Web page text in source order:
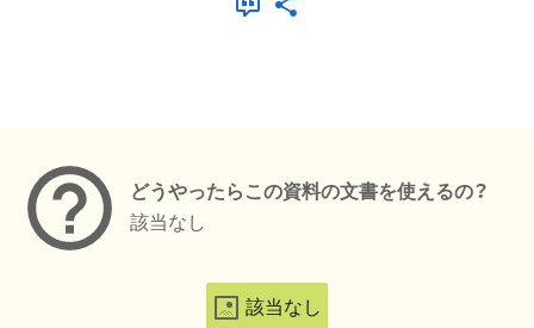
どうやったらこの資料の文書を使えるの？
該当なし
該当なし